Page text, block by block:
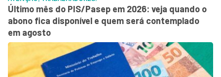
Último mês do PIS/Pasep em 2026: veja quando o
abono fica disponível e quem será contemplado
em agosto